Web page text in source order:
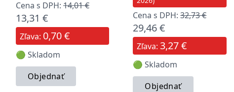
Cena s DPH: 14,01 €
13,31 €
Zľava: 0,70 €
🟢 Skladom
Objednať
Cena s DPH:32,73 €
29,46 €
Zľava: 3,27 €
🟢 Skladom
Objednať